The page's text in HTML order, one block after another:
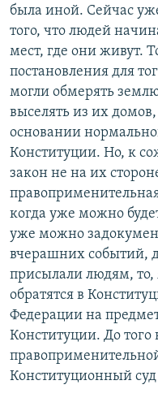
была иной. Сейчас
того, что людей
мест, где они живут.
постановления для
могли обмерять
выселять из их
основании
Конституции. Но, к
закон не на их
когда уже можно
уже можно
вчерашних событий,
присылали людям, то,
обратятся в
Федерации на предмет
Конституции. До того
Конституционный суд